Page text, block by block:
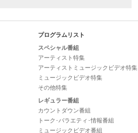
プログラムリスト
スペシャル番組
アーティスト特集
アーティストミュージックビデオ特集
ミュージックビデオ特集
その他特集
レギュラー番組
カウントダウン番組
トーク･バラエティ･情報番組
ミュージックビデオ番組